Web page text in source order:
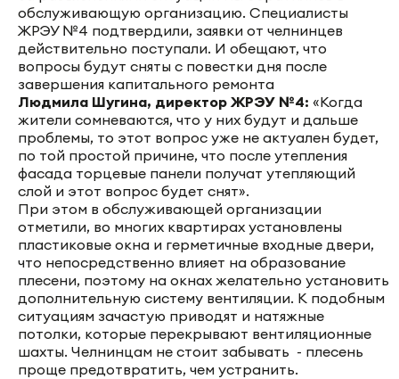
обслуживающую организацию. Специалисты
ЖРЭУ №4 подтвердили, заявки от челнинцев
действительно поступали. И обещают, что
вопросы будут сняты с повестки дня после
завершения капитального ремонта
Людмила Шугина, директор ЖРЭУ №4: «Когда
жители сомневаются, что у них будут и дальше
проблемы, то этот вопрос уже не актуален будет,
по той простой причине, что после утепления
фасада торцевые панели получат утепляющий
слой и этот вопрос будет снят».
При этом в обслуживающей организации
отметили, во многих квартирах установлены
пластиковые окна и герметичные входные двери,
что непосредственно влияет на образование
плесени, поэтому на окнах желательно установить
дополнительную систему вентиляции. К подобным
ситуациям зачастую приводят и натяжные
потолки, которые перекрывают вентиляционные
шахты. Челнинцам не стоит забывать - плесень
проще предотвратить, чем устранить.